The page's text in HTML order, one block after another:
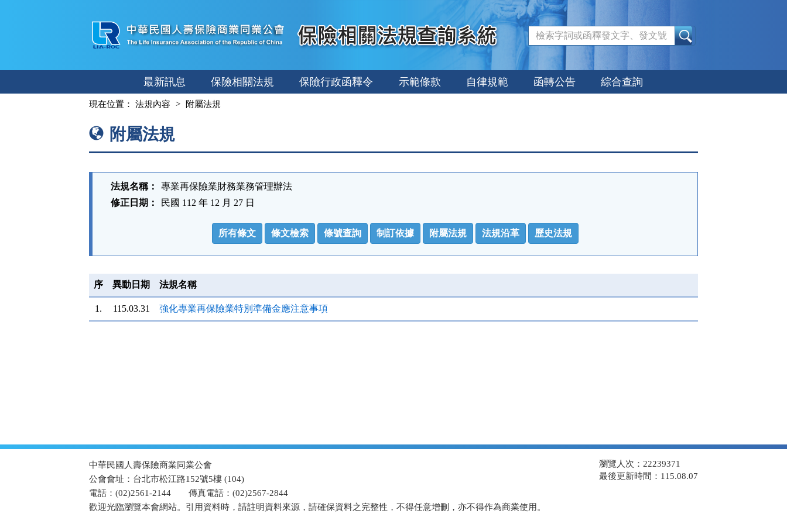
容
最新訊息 保險相關法規 保險行政函釋令 示範條款 自律規範 函轉公告 綜合查詢
現在位置： 法規內容 附屬法規
附屬法規
法規名稱：
專業再保險業財務業務管理辦法
修正日期：
民國 112 年 12 月 27 日
能
鈕
區
所有條文 條文檢索 條號查詢 制訂依據 附屬法規 法規沿革 歷史法規
序 異動日期 法規名稱
1. 115.03.31 強化專業再保險業特別準備金應注意事項
中華民國人壽保險商業同業公會
公會會址：台北市松江路152號5樓 (104)
電話：(02)2561-2144
傳真電話：(02)2567-2844
歡迎光臨瀏覽本會網站。引用資料時，請註明資料來源，請確保資料之完整性，不得任意增刪，亦不得作為商業使用。
瀏覽人次：22239371
最後更新時間：115.08.07